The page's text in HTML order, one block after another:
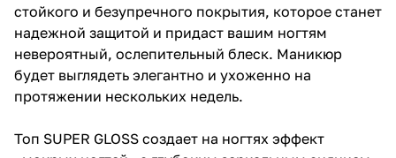
стойкого и безупречного покрытия, которое станет
надежной защитой и придаст вашим ногтям
невероятный, ослепительный блеск. Маникюр
будет выглядеть элегантно и ухоженно на
протяжении нескольких недель.
Топ SUPER GLOSS создает на ногтях эффект